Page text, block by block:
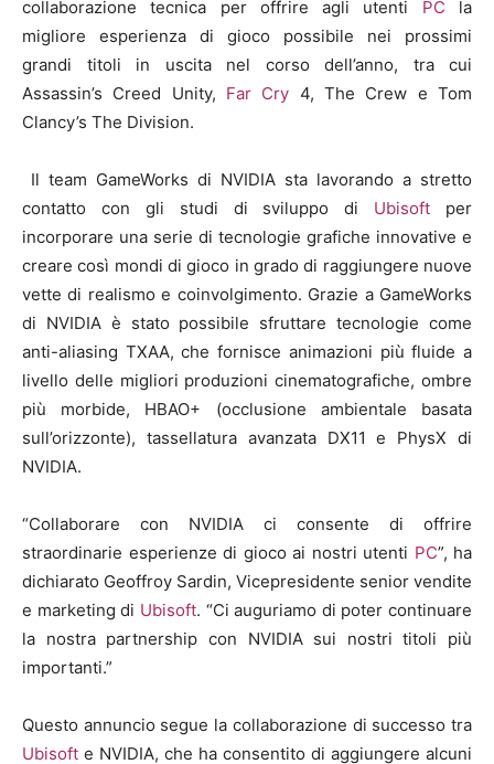
collaborazione tecnica per offrire agli utenti PC la
migliore esperienza di gioco possibile nei prossimi
grandi titoli in uscita nel corso dell’anno, tra cui
Assassin’s Creed Unity, Far Cry 4, The Crew e Tom
Clancy’s The Division.
Il team GameWorks di NVIDIA sta lavorando a stretto
contatto con gli studi di sviluppo di Ubisoft per
incorporare una serie di tecnologie grafiche innovative e
creare così mondi di gioco in grado di raggiungere nuove
vette di realismo e coinvolgimento. Grazie a GameWorks
di NVIDIA è stato possibile sfruttare tecnologie come
anti-aliasing TXAA, che fornisce animazioni più fluide a
livello delle migliori produzioni cinematografiche, ombre
più morbide, HBAO+ (occlusione ambientale basata
sull’orizzonte), tassellatura avanzata DX11 e PhysX di
NVIDIA.
“Collaborare con NVIDIA ci consente di offrire
straordinarie esperienze di gioco ai nostri utenti PC”, ha
dichiarato Geoffroy Sardin, Vicepresidente senior vendite
e marketing di Ubisoft. “Ci auguriamo di poter continuare
la nostra partnership con NVIDIA sui nostri titoli più
importanti.”
Questo annuncio segue la collaborazione di successo tra
Ubisoft e NVIDIA, che ha consentito di aggiungere alcuni